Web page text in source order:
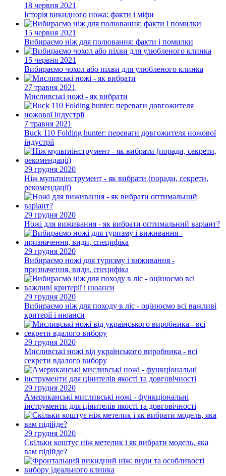
18 червня 2021
Історія викидного ножа: факти і міфи
15 червня 2021
Вибираємо ніж для полювання: факти і помилки
15 червня 2021
Вибираємо чохол або піхви для улюбленого клинка
27 травня 2021
Мисливські ножі - як вибрати
7 травня 2021
Buck 110 Folding hunter: переваги довгожителя ножової
індустрії
29 грудня 2020
Ніж мультиінструмент - як вибрати (поради, секрети,
рекомендації)
29 грудня 2020
Ножі для виживання - як вибрати оптимальний варіант?
29 грудня 2020
Вибираємо ножі для туризму і виживання -
призначення, види, специфіка
29 грудня 2020
Вибираємо ніж для походу в ліс - оцінюємо всі важливі
критерії і нюанси
29 грудня 2020
Мисливські ножі від українського виробника - всі
секрети вдалого вибору
29 грудня 2020
Американські мисливські ножі - функціональні
інструменти для цінителів якості та довговічності
29 грудня 2020
Скільки коштує ніж метелик і як вибрати модель, яка
вам підійде?